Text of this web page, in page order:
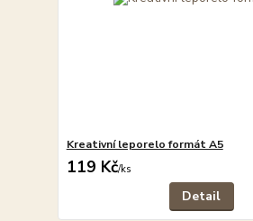
Kreativní leporelo formát A5
119 Kč/ks
Detail